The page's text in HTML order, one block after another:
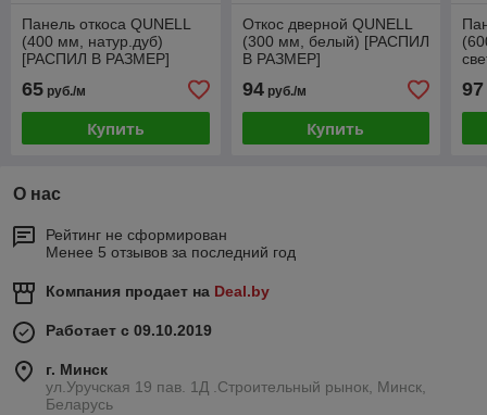
Панель откоса QUNELL
(400 мм, натур.дуб)
[РАСПИЛ В РАЗМЕР]
65 руб./м
Купить
Откос дверной QUNELL
(300 мм, белый) [РАСПИЛ
В РАЗМЕР]
94руб./м
Купить
97
О нас
Рейтинг не сформирован
Менее 5 отзывов за последний год
Компания продает на Deal.by
Работает с 09.10.2019
г. Минск
ул.Уручская 19 пав. 1Д .Строительный рынок, Минск,
Беларусь